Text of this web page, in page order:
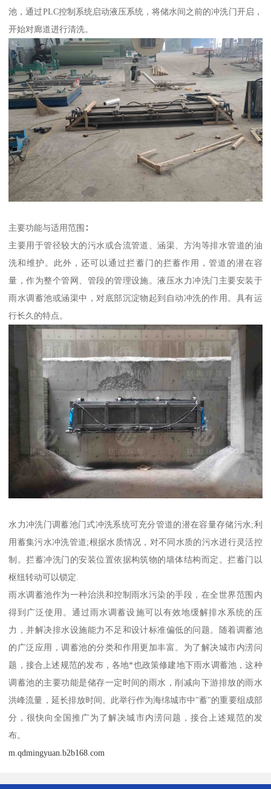
池，通过PLC控制系统启动液压系统，将储水间之前的冲洗门开启，
开始对廊道进行清洗。
主要功能与适用范围∶
主要用于管径较大的污水或合流管道、涵渠、方沟等排水管道的油
洗和维护。此外，还可以通过拦蓄门的拦蓄作用，管道的潜在容
量，作为整个管网、管段的管理设施。液压水力冲洗门主要安装于
雨水调蓄池或涵渠中，对底部沉淀物起到自动冲洗的作用。具有运
行长久的特点。
水力冲洗门调蓄池门式冲洗系统可充分管道的潜在容量存储污水;利
用蓄集污水冲洗管道;根据水质情况，对不同水质的污水进行灵活控
制。拦蓄冲洗门的安装位置依据构筑物的墙体结构而定。拦蓄门以
枢纽转动可以锁定.
雨水调蓄池作为一种治洪和控制雨水污染的手段，在全世界范围内
得到广泛使用。通过雨水调蓄设施可以有效地缓解排水系统的压
力，并解决排水设施能力不足和设计标准偏低的问题。随着调蓄池
的广泛应用，调蓄池的分类和作用更加丰富。为了解决城市内涝问
题，接合上述规范的发布，各地*也政策修建地下雨水调蓄池，这种
调蓄池的主要功能是储存一定时间的雨水，削减向下游排放的雨水
洪峰流量，延长排放时间。此举行作为海绵城市中"蓄"的重要组成部
分，很快向全国推广为了解决城市内涝问题，接合上述规范的发
布。
m.qdmingyuan.b2b168.com